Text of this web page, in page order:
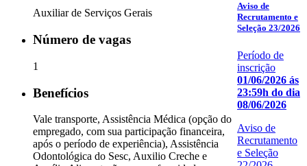
Auxiliar de Serviços Gerais
Número de vagas
1
Benefícios
Vale transporte, Assistência Médica (opção do
empregado, com sua participação financeira,
após o período de experiência), Assistência
Odontológica do Sesc, Auxilio Creche e
Aviso de
Recrutamento e
Seleção 23/2026
Período de
inscrição
01/06/2026 ás
23:59h do dia
08/06/2026
Aviso de
Recrutamento
e Seleção